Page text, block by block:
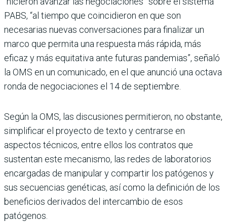
PABS, “al tiempo que coincidieron en que son
necesarias nuevas conversaciones para finalizar un
marco que permita una respuesta más rápida, más
eficaz y más equitativa ante futuras pandemias”, señaló
la OMS en un comunicado, en el que anunció una octava
ronda de negociaciones el 14 de septiembre.
Según la OMS, las discusiones permitieron, no obstante,
simplificar el proyecto de texto y centrarse en
aspectos técnicos, entre ellos los contratos que
sustentan este mecanismo, las redes de laboratorios
encargadas de manipular y compartir los patógenos y
sus secuencias genéticas, así como la definición de los
beneficios derivados del intercambio de esos
patógenos.